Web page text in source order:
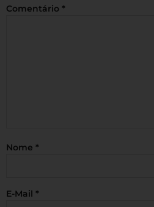
Comentário *
Nome *
E-Mail *